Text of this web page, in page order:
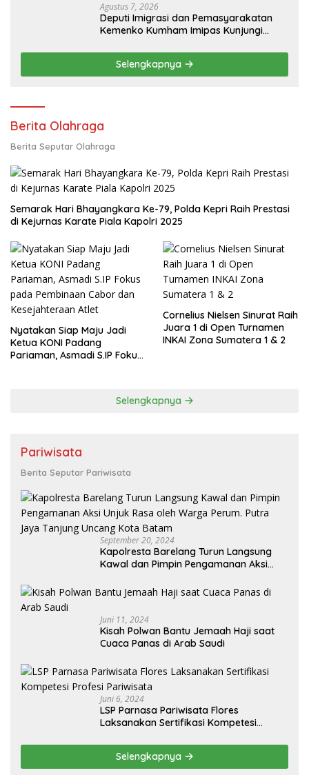
Agustus 7, 2026
Deputi Imigrasi dan Pemasyarakatan
Kemenko Kumham Imipas Kunjungi
KUHP Baru
Selengkapnya
Berita Olahraga
Berita Seputar Olahraga
Semarak Hari Bhayangkara Ke-79, Polda Kepri Raih Prestasi
di Kejurnas Karate Piala Kapolri 2025
Nyatakan Siap Maju Jadi
Ketua KONI Padang
Pariaman, Asmadi S.IP Fokus
Cornelius Nielsen Sinurat Raih
Juara 1 di Open Turnamen
INKAI Zona Sumatera 1 & 2
Selengkapnya
Pariwisata
Berita Seputar Pariwisata
September 20, 2024
Kapolresta Barelang Turun Langsung
Kawal dan Pimpin Pengamanan Aksi
Jaya Tanjung Uncang Kota Batam
Juni 11, 2024
Kisah Polwan Bantu Jemaah Haji saat
Cuaca Panas di Arab Saudi
Juni 6, 2024
LSP Parnasa Pariwisata Flores
Laksanakan Sertifikasi Kompetesi
Selengkapnya